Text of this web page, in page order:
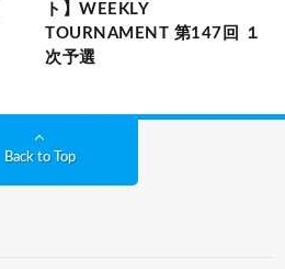
ト】WEEKLY
TOURNAMENT 第147回 １
次予選
Back to Top